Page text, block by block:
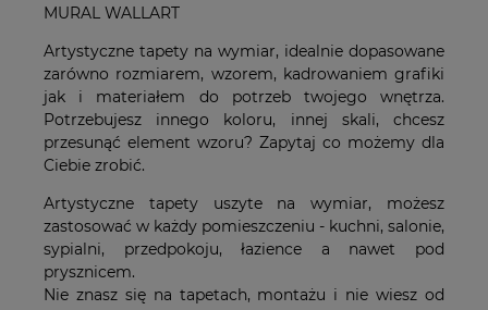
MURAL WALLART
Artystyczne tapety na wymiar, idealnie dopasowane
zarówno rozmiarem, wzorem, kadrowaniem grafiki
jak i materiałem do potrzeb twojego wnętrza.
Potrzebujesz innego koloru, innej skali, chcesz
przesunąć element wzoru? Zapytaj co możemy dla
Ciebie zrobić.
Artystyczne tapety uszyte na wymiar, możesz
zastosować w każdy pomieszczeniu - kuchni, salonie,
sypialni, przedpokoju, łazience a nawet pod
prysznicem.
Nie znasz się na tapetach, montażu i nie wiesz od